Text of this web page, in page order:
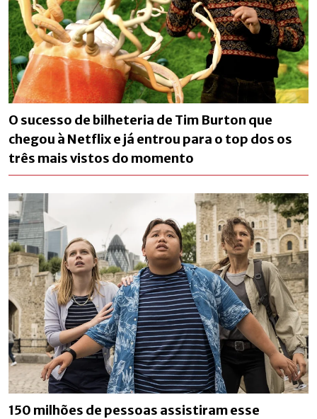
O sucesso de bilheteria de Tim Burton que
chegou à Netflix e já entrou para o top dos os
três mais vistos do momento
150 milhões de pessoas assistiram esse